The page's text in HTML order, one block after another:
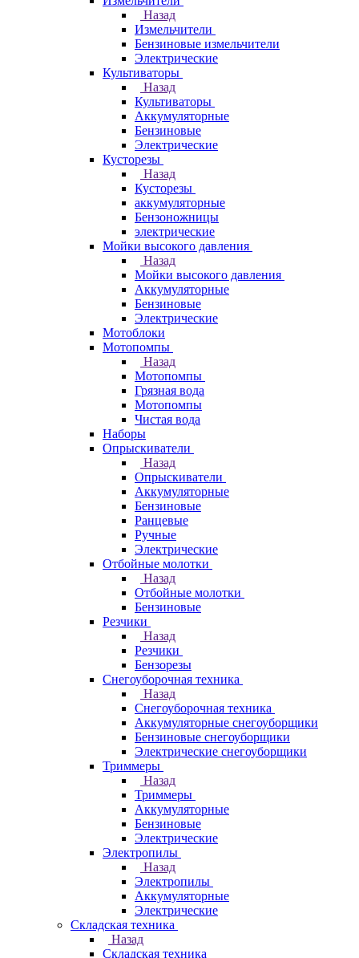
Назад
Измельчители
Бензиновые измельчители
Электрические
Культиваторы
Назад
Культиваторы
Аккумуляторные
Бензиновые
Электрические
Кусторезы
Назад
Кусторезы
аккумуляторные
Бензоножницы
электрические
Мойки высокого давления
Назад
Мойки высокого давления
Аккумуляторные
Бензиновые
Электрические
Мотоблоки
Мотопомпы
Назад
Мотопомпы
Грязная вода
Мотопомпы
Чистая вода
Наборы
Опрыскиватели
Назад
Опрыскиватели
Аккумуляторные
Бензиновые
Ранцевые
Ручные
Электрические
Отбойные молотки
Назад
Отбойные молотки
Бензиновые
Резчики
Назад
Резчики
Бензорезы
Снегоуборочная техника
Назад
Снегоуборочная техника
Аккумуляторные снегоуборщики
Бензиновые снегоуборщики
Электрические снегоуборщики
Триммеры
Назад
Триммеры
Аккумуляторные
Бензиновые
Электрические
Электропилы
Назад
Электропилы
Аккумуляторные
Электрические
Складская техника
Назад
Складская техника